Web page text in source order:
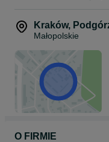
Kraków,
Małopolskie
O FIRMIE